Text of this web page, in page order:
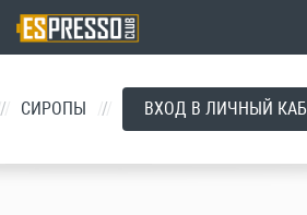
/ СИРОПЫ / ВХОД В ЛИЧНЫЙ